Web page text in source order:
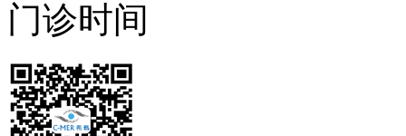
门诊时间